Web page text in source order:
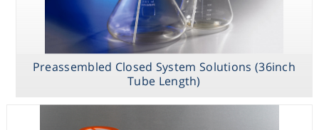
Preassembled Closed System Solutions (36inch
Tube Length)